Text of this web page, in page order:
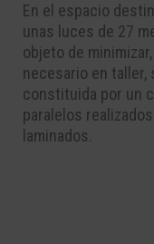
En el espacio
unas luces de 27
objeto de
necesario en taller,
constituida por un
paralelos
laminados.